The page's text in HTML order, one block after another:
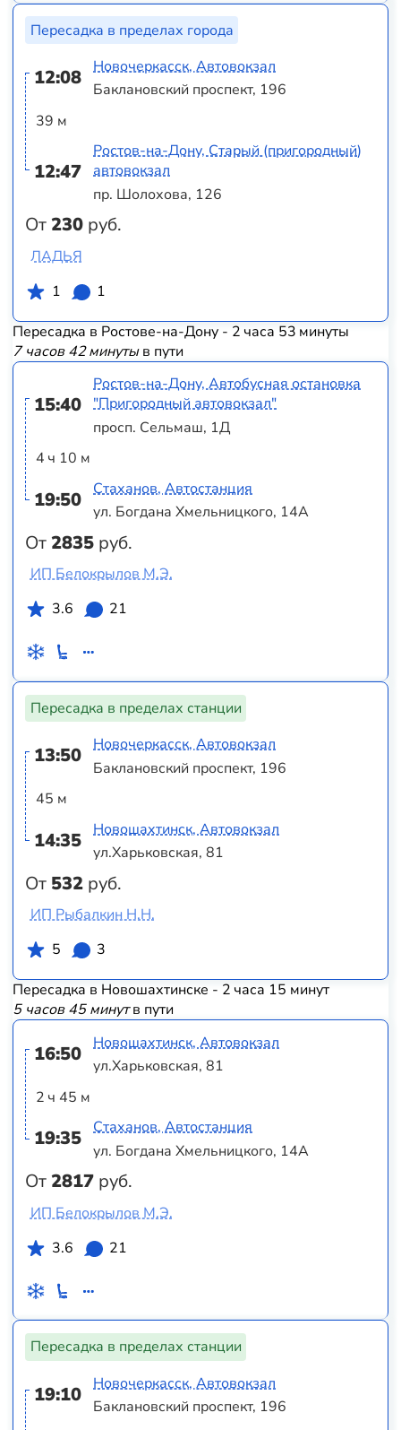
Пересадка в пределах города
12:08
39 м
12:47
От230 руб.
Новочеркасск, Автовокзал
Баклановский проспект, 196
Ростов-на-Дону, Старый (пригородный)
автовокзал
пр. Шолохова, 126
ЛАДЬЯ
1
1
Пересадка в Ростове-на-Дону - 2 часа 53 минуты
7 часов 42 минутыв пути
15:40
4 ч 10 м
19:50
От2835 руб.
Ростов-на-Дону, Автобусная остановка
"Пригородный автовокзал"
просп. Сельмаш, 1Д
Стаханов, Автостанция
ул. Богдана Хмельницкого, 14А
ИП Белокрылов М.Э.
3.6
21
Пересадка в пределах станции
13:50
45 м
14:35
От 532 руб.
Новочеркасск, Автовокзал
Баклановский проспект, 196
Новошахтинск, Автовокзал
ул.Харьковская, 81
ИП Рыбалкин Н.Н.
5
3
Пересадка в Новошахтинске - 2 часа 15 минут
5 часов 45 минутв пути
16:50
2 ч 45 м
19:35
От2817 руб.
Новошахтинск, Автовокзал
ул.Харьковская, 81
Стаханов, Автостанция
ул. Богдана Хмельницкого, 14А
ИП Белокрылов М.Э.
3.6
21
Пересадка в пределах станции
19:10
Новочеркасск, Автовокзал
Баклановский проспект, 196